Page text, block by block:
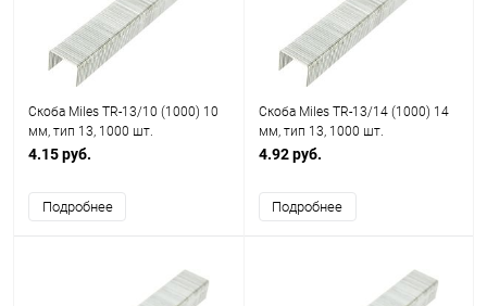
Скоба Miles TR-13/10 (1000) 10
мм, тип 13, 1000 шт.
4.15 руб.
Подробнее
Скоба Miles TR-13/14 (1000) 14
мм, тип 13, 1000 шт.
4.92 руб.
Подробнее